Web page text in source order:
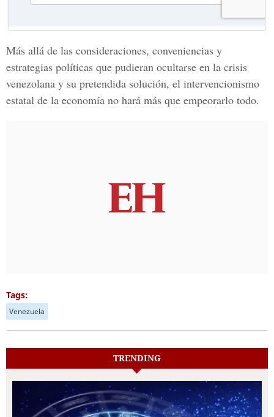
Más allá de las consideraciones, conveniencias y
estrategias políticas que pudieran ocultarse en la crisis
venezolana y su pretendida solución, el intervencionismo
estatal de la economía no hará más que empeorarlo todo.
Tags:
Venezuela
TRENDING